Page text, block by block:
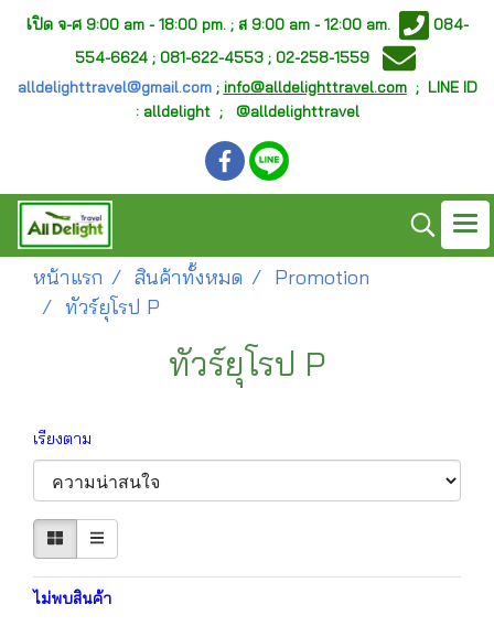
เปิด จ-ศ 9:00 am - 18:00 pm. ; ส 9:00 am - 12:00 am.
084-
554-6624 ; 081-622-4553 ; 02-258-1559
alldelighttravel@gmail.com; info@alldelighttravel.com; LINE ID
: alldelight ; @alldelighttravel
หน้าแรก สินค้าทั้งหมด
Promotion
ทัวร์ยุโรป P
ทัวร์ยุโรป P
เรียงตาม
ไม่พบสินค้า